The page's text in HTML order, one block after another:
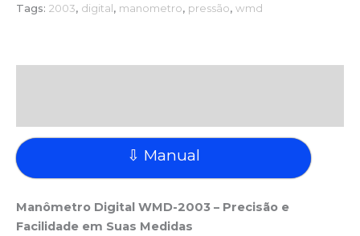
Tags: 2003, digital, manometro, pressão, wmd
⇩ Manual
Manômetro Digital WMD-2003 – Precisão e
Facilidade em Suas Medidas